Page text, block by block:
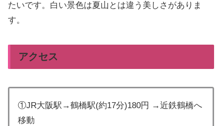
たいです。白い景色は夏山とは違う美しさがありま
す。
アクセス
①JR大阪駅→鶴橋駅(約17分)180円 →近鉄鶴橋へ
移動